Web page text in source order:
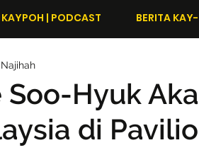
| PODCAST BERITA
Soo-Hyuk
di